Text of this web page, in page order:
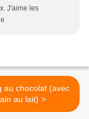
J'aime les
au chocolat (avec
pain au lait) >